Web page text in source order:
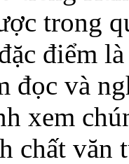
trong
điểm
đọc và
xem
chất văn